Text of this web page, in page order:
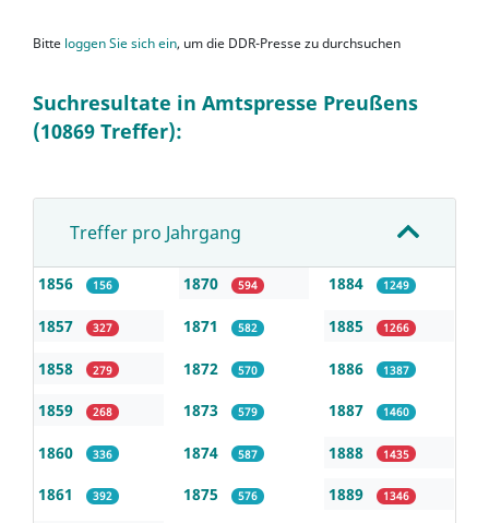
Bitte loggen Sie sich ein, um die DDR-Presse zu durchsuchen
Suchresultate in Amtspresse Preußens
(10869 Treffer):
Treffer pro Jahrgang
1856 156
1857 327
1858 279
1859 268
1860 336
1861 392
1870 594
1871 582
1872 570
1873 579
1874 587
1875 576
1884 1249
1885 1266
1886 1387
1887 1460
1888 1435
1889 1346